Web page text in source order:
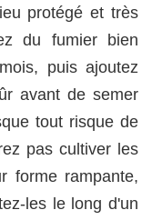
protégé et très
du fumier bien
puis ajoutez
avant de semer
tout risque de
pas cultiver les
forme rampante,
les le long d'un